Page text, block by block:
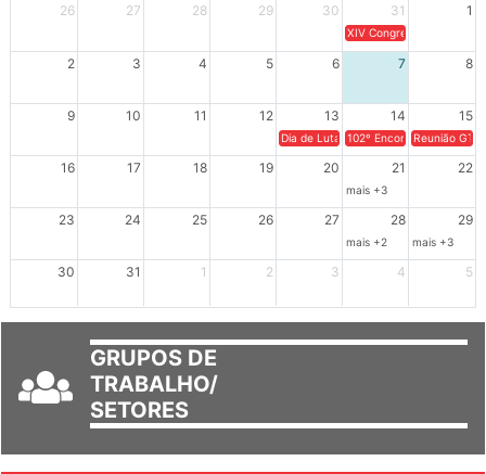
26
27 28 29 30 31 1
XIV Congresso Brasileiro
2 3 4 5 6 7 8
9 10 11 12 13 14 15
Dia de Luta em Defesa de Cuba e da
102º Encontro da
Reunião
16 17 18 19 20 21 22
mais +3
23 24 25 26 27 28 29
mais +2 mais +3
30 31 1 2 3 4 5
GRUPOS DE
TRABALHO/
SETORES